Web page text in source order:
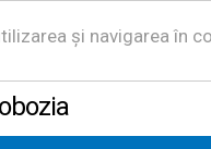
și navigarea în